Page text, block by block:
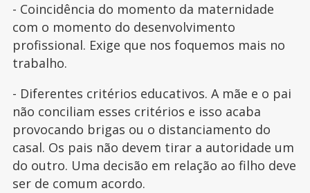
- Coincidência do momento da maternidade
com o momento do desenvolvimento
profissional. Exige que nos foquemos mais no
trabalho.
- Diferentes critérios educativos. A mãe e o pai
não conciliam esses critérios e isso acaba
provocando brigas ou o distanciamento do
casal. Os pais não devem tirar a autoridade um
do outro. Uma decisão em relação ao filho deve
ser de comum acordo.